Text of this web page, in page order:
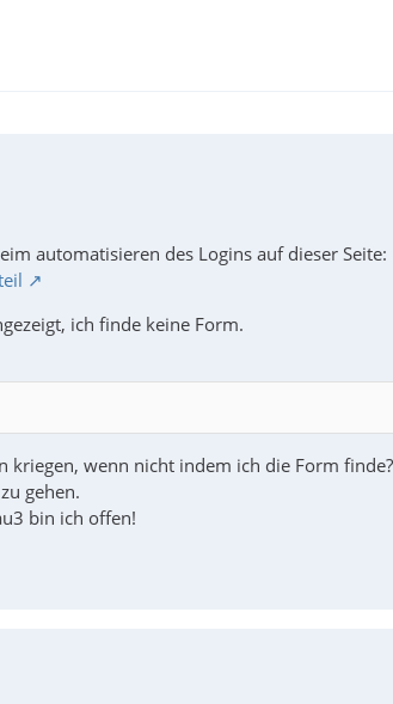
automatisieren des Logins auf dieser Seite:
ich finde keine Form.
kriegen, wenn nicht indem ich die Form finde?
gehen.
bin ich offen!